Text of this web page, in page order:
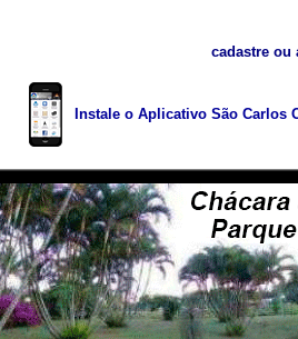
cadastre ou
Instale o Aplicativo São Carlos